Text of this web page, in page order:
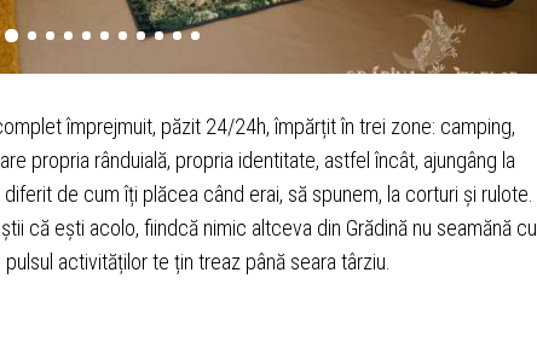
împrejmuit, păzit 24/24h, împărțit în trei zone: camping,
propria rânduială, propria identitate, astfel încât, ajungâng la
de cum îți plăcea când erai, să spunem, la corturi și rulote.
că ești acolo, fiindcă nimic altceva din Grădină nu seamănă cu
activităților te țin treaz până seara târziu.